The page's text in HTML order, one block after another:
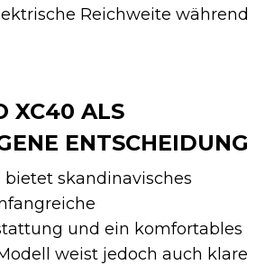
Reichweite während
XC40 ALS
ENTSCHEIDUNG
bietet skandinavisches
und ein komfortables
weist jedoch auch klare